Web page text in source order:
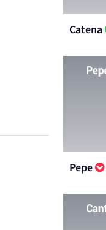
Catena
Pepe